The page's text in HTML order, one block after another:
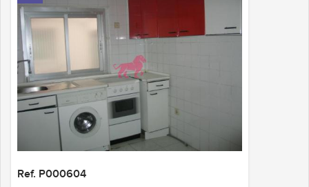
Ref. P000604